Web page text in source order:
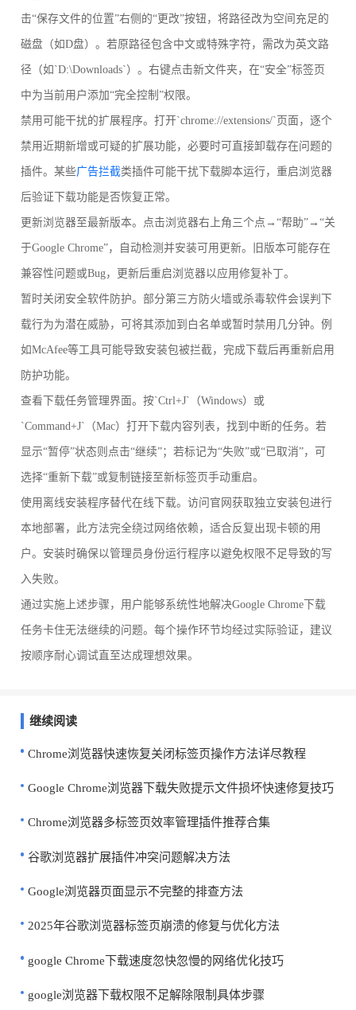
击“保存文件的位置”右侧的“更改”按钮，将路径改为空间充足的
磁盘（如D盘）。若原路径包含中文或特殊字符，需改为英文路
径（如`D:\Downloads`）。右键点击新文件夹，在“安全”标签页
中为当前用户添加“完全控制”权限。
禁用可能干扰的扩展程序。打开`chrome://extensions/`页面，逐个
禁用近期新增或可疑的扩展功能，必要时可直接卸载存在问题的
插件。某些广告拦截类插件可能干扰下载脚本运行，重启浏览器
后验证下载功能是否恢复正常。
更新浏览器至最新版本。点击浏览器右上角三个点→“帮助”→“关
于Google Chrome”，自动检测并安装可用更新。旧版本可能存在
兼容性问题或Bug，更新后重启浏览器以应用修复补丁。
暂时关闭安全软件防护。部分第三方防火墙或杀毒软件会误判下
载行为为潜在威胁，可将其添加到白名单或暂时禁用几分钟。例
如McAfee等工具可能导致安装包被拦截，完成下载后再重新启用
防护功能。
查看下载任务管理界面。按`Ctrl+J`（Windows）或
`Command+J`（Mac）打开下载内容列表，找到中断的任务。若
显示“暂停”状态则点击“继续”；若标记为“失败”或“已取消”，可
选择“重新下载”或复制链接至新标签页手动重启。
使用离线安装程序替代在线下载。访问官网获取独立安装包进行
本地部署，此方法完全绕过网络依赖，适合反复出现卡顿的用
户。安装时确保以管理员身份运行程序以避免权限不足导致的写
入失败。
通过实施上述步骤，用户能够系统性地解决Google Chrome下载
任务卡住无法继续的问题。每个操作环节均经过实际验证，建议
按顺序耐心调试直至达成理想效果。
继续阅读
Chrome浏览器快速恢复关闭标签页操作方法详尽教程
Google Chrome浏览器下载失败提示文件损坏快速修复技巧
Chrome浏览器多标签页效率管理插件推荐合集
谷歌浏览器扩展插件冲突问题解决方法
Google浏览器页面显示不完整的排查方法
2025年谷歌浏览器标签页崩溃的修复与优化方法
google Chrome下载速度忽快忽慢的网络优化技巧
google浏览器下载权限不足解除限制具体步骤